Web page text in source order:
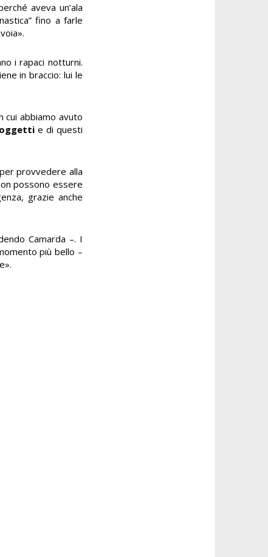
aveva un’ala
fino a farle
i rapaci notturni.
in braccio: lui le
cui abbiamo avuto
e di questi
provvedere alla
possono essere
grazie anche
Camarda –. I
più bello –